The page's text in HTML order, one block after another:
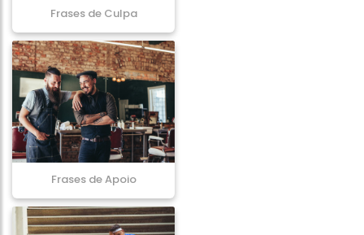
Frases de Culpa
Frases de Apoio